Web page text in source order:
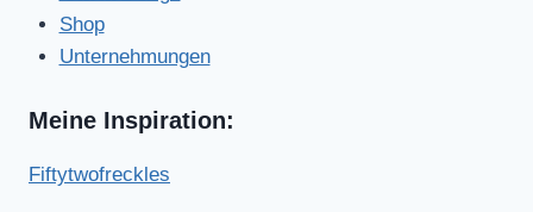
Shop
Unternehmungen
Meine Inspiration:
Fiftytwofreckles